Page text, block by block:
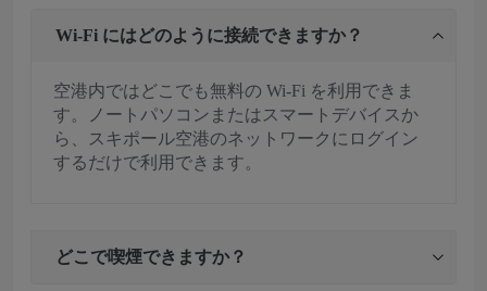
Wi-Fi にはどのように接続できますか？
空港内ではどこでも無料の Wi-Fi を利用できま
す。ノートパソコンまたはスマートデバイスか
ら、スキポール空港のネットワークにログイン
するだけで利用できます。
どこで喫煙できますか？